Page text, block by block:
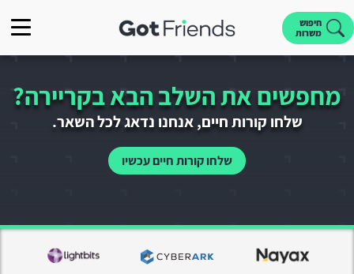
חיפוש
משרות
מחפשים את השלב הבא בקריירה?
שלחו קורות חיים, אנחנו נדאג לכל השאר.
שלחו קורות חיים עכשיו